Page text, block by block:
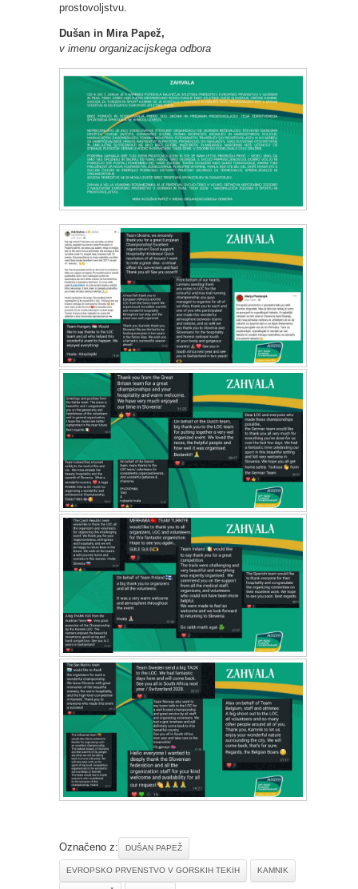
prostovoljstvu.
Dušan in Mira Papež,
v imenu organizacijskega odbora
Označeno z: DUŠAN PAPEŽ
EVROPSKO PRVENSTVO V GORSKIH TEKIH KAMNIK